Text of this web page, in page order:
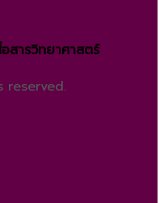
สารวิทยาศาสตร์
reserved.